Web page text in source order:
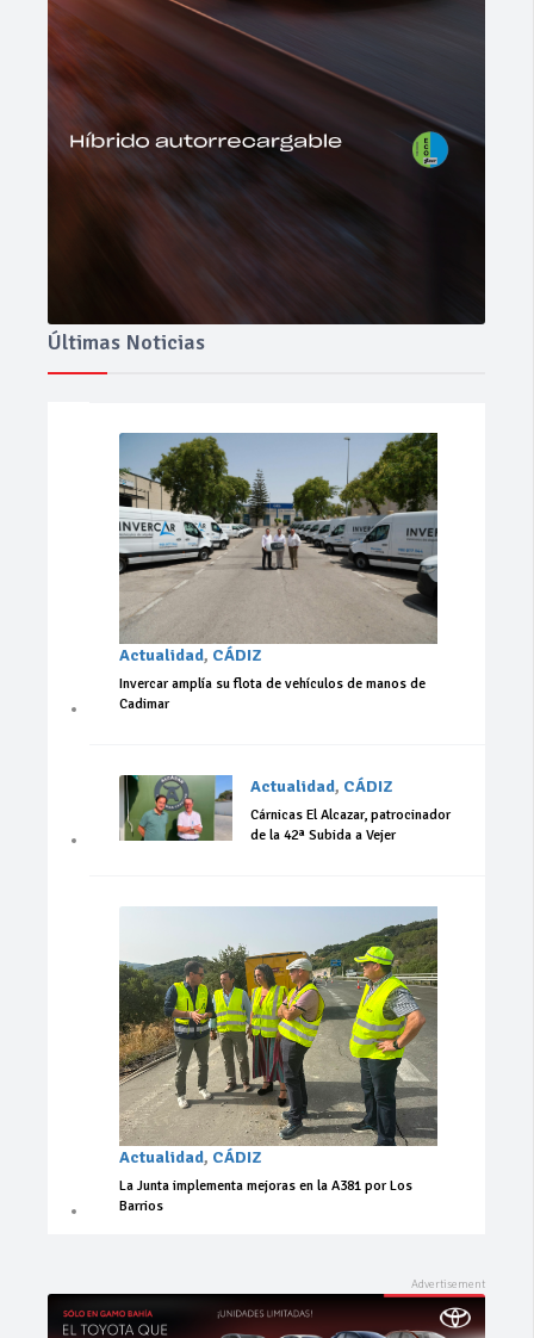
Últimas Noticias
Actualidad, CÁDIZ
Invercar amplía su flota de vehículos de manos de
Cadimar
Actualidad, CÁDIZ
Cárnicas El Alcazar, patrocinador
de la 42ª Subida a Vejer
Actualidad, CÁDIZ
La Junta implementa mejoras en la A381 por Los
Barrios